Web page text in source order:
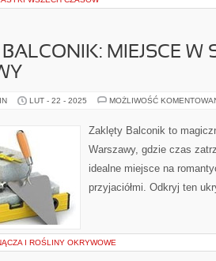
MIEJSCE W
LUT - 22 - 2025 MOŻLIWOŚĆ
Zaklęty Balconik to
Warszawy, gdzie czas
idealne miejsce na
przyjaciółmi. Odkryj ten
I ROŚLINY OKRYWOWE